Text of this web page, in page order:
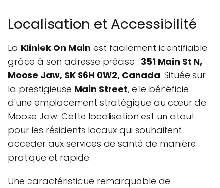
Localisation et Accessibilité
La Kliniek On Main est facilement identifiable
grâce à son adresse précise : 351 Main St N,
Moose Jaw, SK S6H 0W2, Canada. Située sur
la prestigieuse Main Street, elle bénéficie
d'une emplacement stratégique au cœur de
Moose Jaw. Cette localisation est un atout
pour les résidents locaux qui souhaitent
accéder aux services de santé de manière
pratique et rapide.
Une caractéristique remarquable de